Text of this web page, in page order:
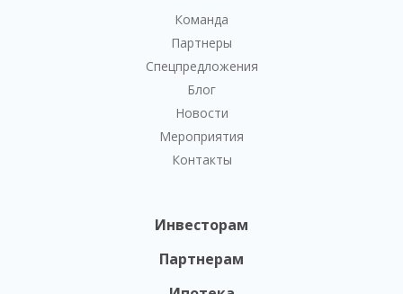
Команда
Партнеры
Спецпредложения
Блог
Новости
Мероприятия
Контакты
Инвесторам
Партнерам